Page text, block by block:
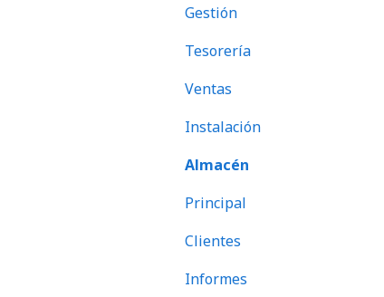
Gestión
Tesorería
Ventas
Instalación
Almacén
Principal
Clientes
Informes